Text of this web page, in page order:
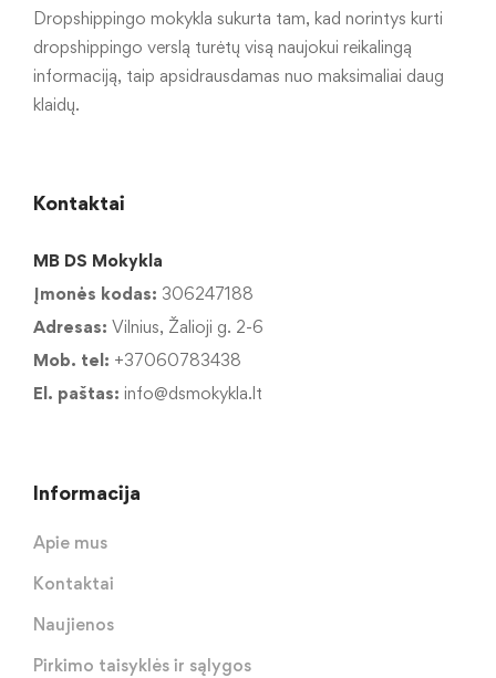
Dropshippingo mokykla sukurta tam, kad norintys kurti
dropshippingo verslą turėtų visą naujokui reikalingą
informaciją, taip apsidrausdamas nuo maksimaliai daug
klaidų.
Kontaktai
MB DS Mokykla
Įmonės kodas: 306247188
Adresas: Vilnius, Žalioji g. 2-6
Mob. tel: +37060783438
El. paštas: info@dsmokykla.lt
Informacija
Apie mus
Kontaktai
Naujienos
Pirkimo taisyklės ir sąlygos